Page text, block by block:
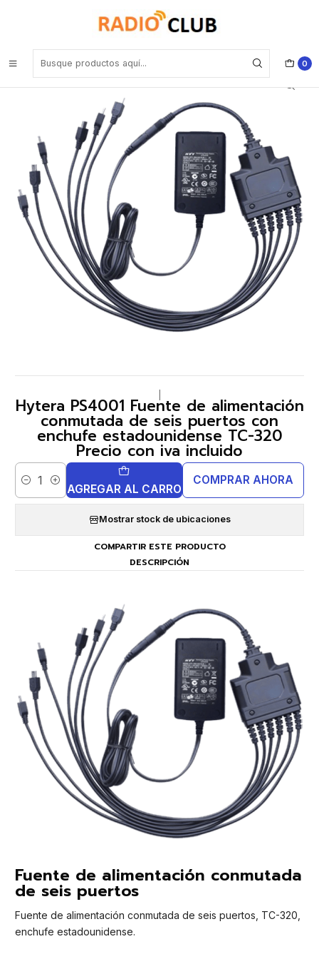
0
Hytera PS4001 Fuente de alimentación conmutada de seis puertos
con enchufe estadounidense TC-320 Precio con iva incluido
Hytera PS4001 Fuente de alimentación
conmutada de seis puertos con
enchufe estadounidense TC-320
Precio con iva incluido
Cantidad AGREGAR AL CARRO
COMPRAR AHORA
Mostrar stock de ubicaciones
COMPARTIR ESTE PRODUCTO
DESCRIPCIÓN
Fuente de alimentación conmutada
de seis puertos
Fuente de alimentación conmutada de seis puertos, TC-320,
enchufe estadounidense.